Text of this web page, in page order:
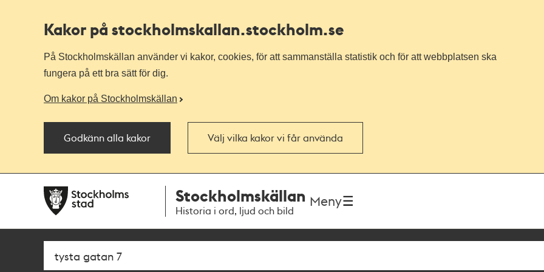
Kakor på stockholmskallan.stockholm.se
På Stockholmskällan använder vi kakor, cookies, för att sammanställa statistik och för att webbplatsen ska
fungera på ett bra sätt för dig.
Om kakor på Stockholmskällan
Godkänn alla kakor Välj vilka kakor vi får använda
navigationen
huvudinnehållet
Stockholmskällan
Historia i ord, ljud och bild
Meny
Sök